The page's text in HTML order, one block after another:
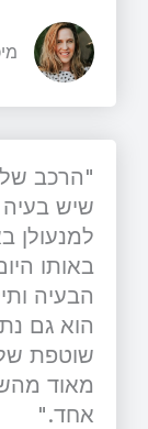
"הרכב
שיש
למנעולן
באותו
הבעיה
הוא גם
שוטפת
מאוד
אחד."